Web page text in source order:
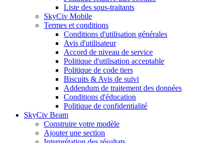
Liste des sous-traitants
SkyCiv Mobile
Termes et conditions
Conditions d'utilisation générales
Avis d'utilisateur
Accord de niveau de service
Politique d'utilisation acceptable
Politique de code tiers
Biscuits & Avis de suivi
Addendum de traitement des données
Conditions d'éducation
Politique de confidentialité
SkyCiv Beam
Construire votre modèle
Ajouter une section